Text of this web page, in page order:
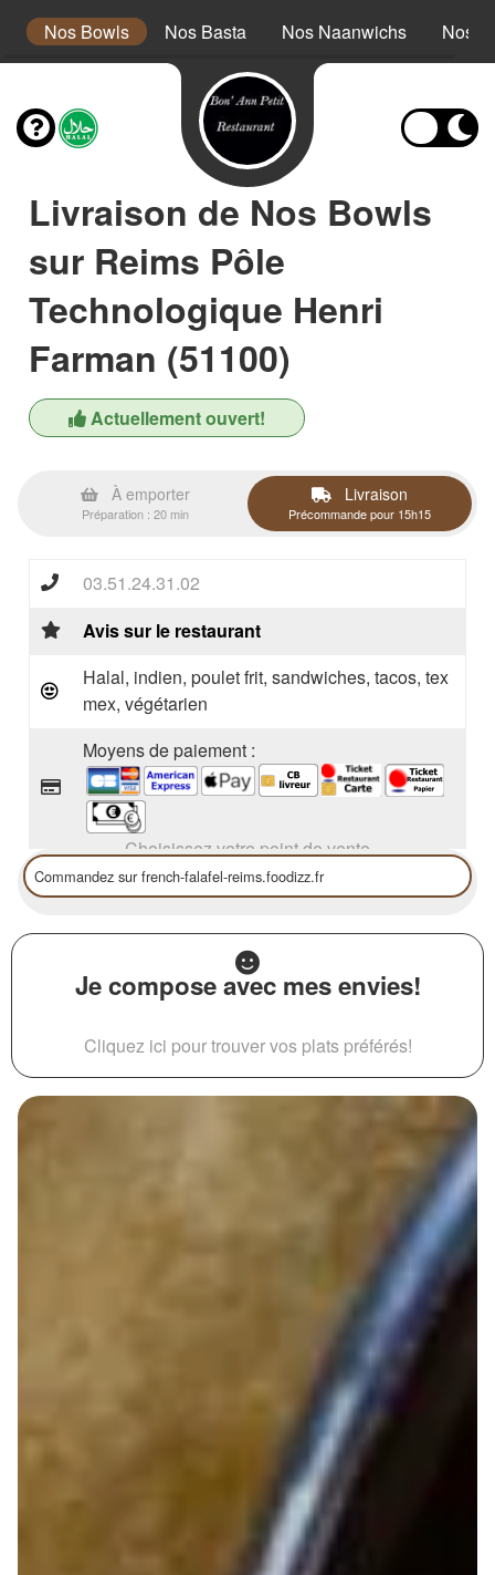
Nos Bowls Nos Basta Nos Naanwichs Nos
Livraison de Nos Bowls
sur Reims Pôle
Technologique Henri
Farman (51100)
Actuellement ouvert!
À emporter
Préparation : 20 min
Livraison
Précommande pour 15h15
03.51.24.31.02
Avis sur le restaurant
Halal, indien, poulet frit, sandwiches, tacos, tex
mex, végétarien
Moyens de paiement :
Choisissez votre point de vente
Je compose avec mes envies!
Cliquez ici pour trouver vos plats préférés!